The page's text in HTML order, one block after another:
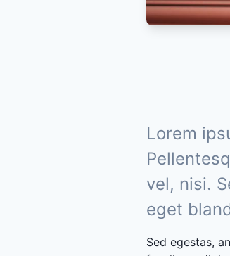
Lorem
vel, nisi.
eget
Sed egestas,